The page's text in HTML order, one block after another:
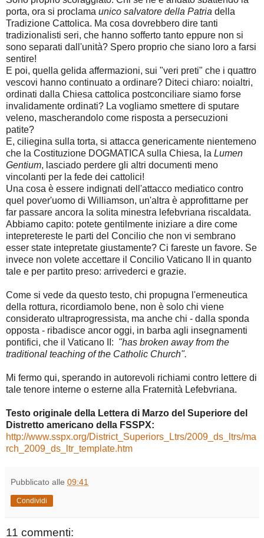
porta, ora si proclama unico salvatore della Patria della
Tradizione Cattolica. Ma cosa dovrebbero dire tanti
tradizionalisti seri, che hanno sofferto tanto eppure non si
sono separati dall'unità? Spero proprio che siano loro a farsi
sentire!
E poi, quella gelida affermazioni, sui "veri preti" che i quattro
vescovi hanno continuato a ordinare? Diteci chiaro: noialtri,
ordinati dalla Chiesa cattolica postconciliare siamo forse
invalidamente ordinati? La vogliamo smettere di sputare
veleno, mascherandolo come risposta a persecuzioni
patite?
E, ciliegina sulla torta, si attacca genericamente nientemeno
che la Costituzione DOGMATICA sulla Chiesa, la Lumen
Gentium, lasciado perdere gli altri documenti meno
vincolanti per la fede dei cattolici!
Una cosa è essere indignati dell'attacco mediatico contro
quel pover'uomo di Williamson, un'altra è approfittarne per
far passare ancora la solita minestra lefebvriana riscaldata.
Abbiamo capito: potete gentilmente iniziare a dire come
intepretereste le parti del Concilio che non vi sembrano
esser state intepretate giustamente? Ci fareste un favore. Se
invece non volete accettare il Concilio Vaticano II in quanto
tale e per partito preso: arrivederci e grazie.
Come si vede da questo testo, chi propugna l'ermeneutica
della rottura, ricordiamolo bene, non è solo chi viene
considerato ultraprogressista, ma anche chi - dalla sponda
opposta - ribadisce ancor oggi, in barba agli insegnamenti
pontifici, che il Vaticano II: "has broken away from the
traditional teaching of the Catholic Church".
Mi fermo qui, sperando in autorevoli richiami contro lettere di
tale tenore interne o esterne alla Fraternità Lefebvriana.
Testo originale della Lettera di Marzo del Superiore del
Distretto americano della FSSPX:
http://www.sspx.org/District_Superiors_Ltrs/2009_ds_ltrs/ma
rch_2009_ds_ltr_template.htm
Pubblicato alle 09:41
Condividi
11 commenti: